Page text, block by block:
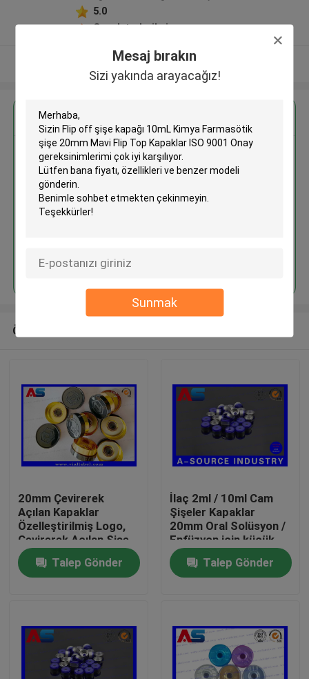
Mesaj bırakın
Sizi yakında arayacağız!
Sunmak
Ürünler
Hakkımızda
5.0
Onaylı tedarikçi
Daha fazla göster
Flip off şişe kapağı 10mL Kimya
Farmasötik şişe 20mm Mavi Flip
Devam et
Önerilen Ürünler
20mm Çevirerek
Açılan Kapaklar
Özelleştirilmiş Logo,
Çevirerek Açılan Şişe
Kapakları Kazınmış
Özel Logo MOQ 30000
adet
Talep Gönder
İlaç 2ml / 10ml Cam
Şişeler Kapaklar
20mm Oral Solüsyon /
Enfüzyon için küçük
cam şişe
Talep Gönder